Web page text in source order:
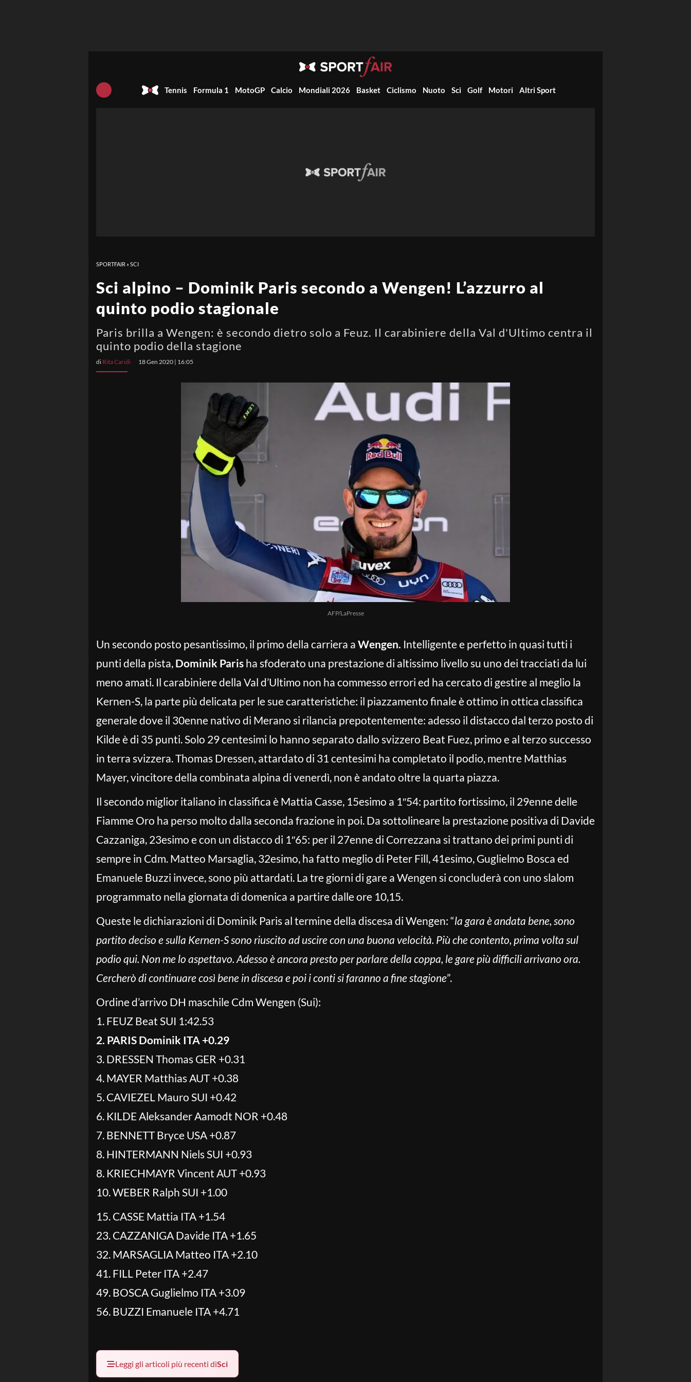
Tennis Formula 1 MotoGP Calcio Mondiali 2026 Basket Ciclismo Nuoto Sci Golf Motori Altri Sport
SPORTFAIR »SCI
Sci alpino – Dominik Paris secondo a Wengen! L’azzurro al
quinto podio stagionale
Paris brilla a Wengen: è secondo dietro solo a Feuz. Il carabiniere della Val d'Ultimo centra il
quinto podio della stagione
di Rita Caridi 18 Gen 2020 | 16:05
AFP/LaPresse
Un secondo posto pesantissimo, il primo della carriera a Wengen. Intelligente e perfetto in quasi tutti i
punti della pista, Dominik Paris ha sfoderato una prestazione di altissimo livello su uno dei tracciati da lui
meno amati. Il carabiniere della Val d’Ultimo non ha commesso errori ed ha cercato di gestire al meglio la
Kernen-S, la parte più delicata per le sue caratteristiche: il piazzamento finale è ottimo in ottica classifica
generale dove il 30enne nativo di Merano si rilancia prepotentemente: adesso il distacco dal terzo posto di
Kilde è di 35 punti. Solo 29 centesimi lo hanno separato dallo svizzero Beat Fuez, primo e al terzo successo
in terra svizzera. Thomas Dressen, attardato di 31 centesimi ha completato il podio, mentre Matthias
Mayer, vincitore della combinata alpina di venerdì, non è andato oltre la quarta piazza.
Il secondo miglior italiano in classifica è Mattia Casse, 15esimo a 1″54: partito fortissimo, il 29enne delle
Fiamme Oro ha perso molto dalla seconda frazione in poi. Da sottolineare la prestazione positiva di Davide
Cazzaniga, 23esimo e con un distacco di 1″65: per il 27enne di Correzzana si trattano dei primi punti di
sempre in Cdm. Matteo Marsaglia, 32esimo, ha fatto meglio di Peter Fill, 41esimo, Guglielmo Bosca ed
Emanuele Buzzi invece, sono più attardati. La tre giorni di gare a Wengen si concluderà con uno slalom
programmato nella giornata di domenica a partire dalle ore 10,15.
Queste le dichiarazioni di Dominik Paris al termine della discesa di Wengen: “la gara è andata bene, sono
partito deciso e sulla Kernen-S sono riuscito ad uscire con una buona velocità. Più che contento, prima volta sul
podio qui. Non me lo aspettavo. Adesso è ancora presto per parlare della coppa, le gare più difficili arrivano ora.
Cercherò di continuare così bene in discesa e poi i conti si faranno a fine stagione”.
Ordine d’arrivo DH maschile Cdm Wengen (Sui):
1. FEUZ Beat SUI 1:42.53
2. PARIS Dominik ITA +0.29
3. DRESSEN Thomas GER +0.31
4. MAYER Matthias AUT +0.38
5. CAVIEZEL Mauro SUI +0.42
6. KILDE Aleksander Aamodt NOR +0.48
7. BENNETT Bryce USA +0.87
8. HINTERMANN Niels SUI +0.93
8. KRIECHMAYR Vincent AUT +0.93
10. WEBER Ralph SUI +1.00
15. CASSE Mattia ITA +1.54
23. CAZZANIGA Davide ITA +1.65
32. MARSAGLIA Matteo ITA +2.10
41. FILL Peter ITA +2.47
49. BOSCA Guglielmo ITA +3.09
56. BUZZI Emanuele ITA +4.71
Leggi gli articoli più recenti diSci